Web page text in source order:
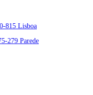
815 Lisboa
279 Parede